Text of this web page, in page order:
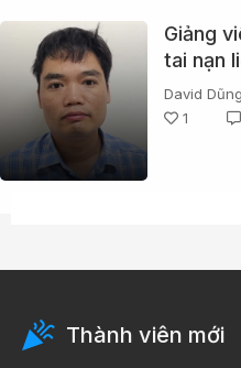
Giảng
tai nạn
vong
David Dũng
1
Thành viên mới